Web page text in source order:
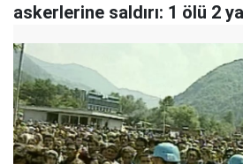
askerlerine saldırı: 1 ölü 2